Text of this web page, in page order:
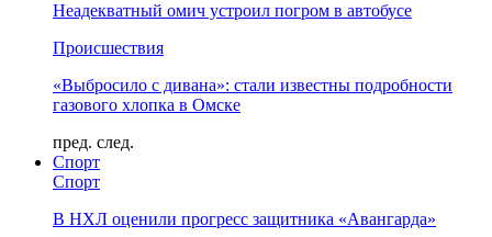
Неадекватный омич устроил погром в автобусе
Происшествия
«Выбросило с дивана»: стали известны подробности
газового хлопка в Омске
пред. след.
Спорт
Спорт
В НХЛ оценили прогресс защитника «Авангарда»